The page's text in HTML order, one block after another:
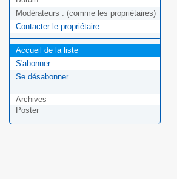
Modérateurs : (comme les propriétaires)
Contacter le propriétaire
Accueil de la liste
S'abonner
Se désabonner
Archives
Poster